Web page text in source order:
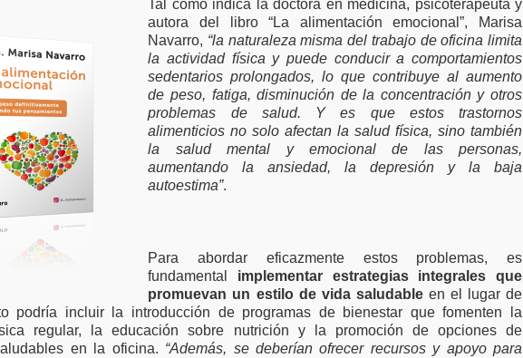
Tal como indica la doctora en medicina, psicoterapeuta y
autora del libro “La alimentación emocional”, Marisa
Navarro, “la naturaleza misma del trabajo de oficina limita
la actividad física y puede conducir a comportamientos
sedentarios prolongados, lo que contribuye al aumento
de peso, fatiga, disminución de la concentración y otros
problemas de salud. Y es que estos trastornos
alimenticios no solo afectan la salud física, sino también
la salud mental y emocional de las personas,
aumentando la ansiedad, la depresión y la baja
autoestima”.
Para abordar eficazmente estos problemas, es
fundamental implementar estrategias integrales que
promuevan un estilo de vida saludableen el lugar de
podría incluir la introducción de programas de bienestar que fomenten la
regular, la educación sobre nutrición y la promoción de opciones de
en la oficina. “Además, se deberían ofrecer recursos y apoyo para